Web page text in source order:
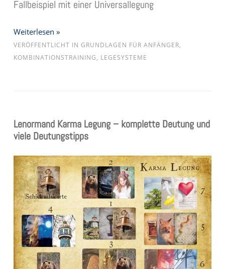
Fallbeispiel mit einer Universallegung
Weiterlesen »
VERÖFFENTLICHT IN GRUNDLAGEN FÜR ANFÄNGER,
KOMBINATIONSTRAINING, LEGESYSTEME
Lenormand Karma Legung – komplette Deutung und
viele Deutungstipps